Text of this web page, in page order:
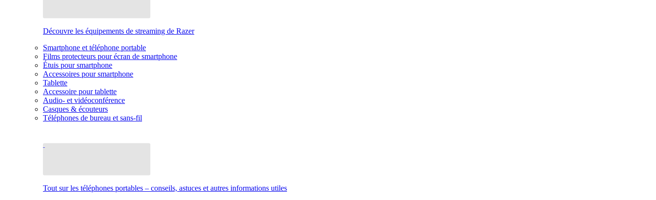
Découvre les équipements de streaming de Razer
Smartphone et téléphone portable
Films protecteurs pour écran de smartphone
Étuis pour smartphone
Accessoires pour smartphone
Tablette
Accessoire pour tablette
Audio- et vidéoconférence
Casques & écouteurs
Téléphones de bureau et sans-fil
Tout sur les téléphones portables – conseils, astuces et autres informations utiles